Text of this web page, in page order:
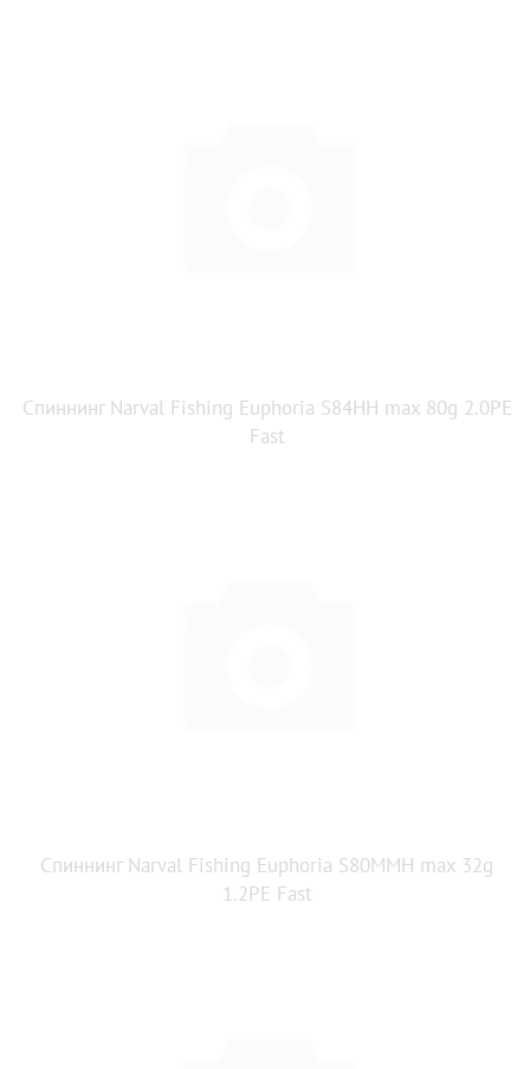
Спиннинг Narval Fishing Euphoria S84HH max 80g 2.0PE
Fast
Спиннинг Narval Fishing Euphoria S80MMH max 32g
1.2PE Fast